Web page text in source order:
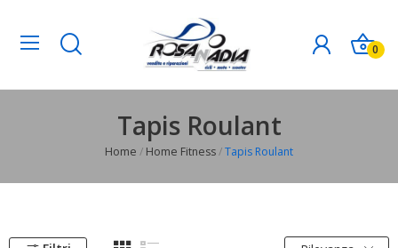
0
Tapis Roulant
Home Home Fitness Tapis Roulant